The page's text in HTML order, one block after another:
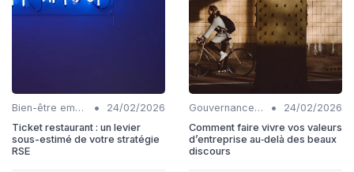
Bien-être employés •
24/02/2026
Ticket restaurant : un levier
sous-estimé de votre stratégie
RSE
Gouvernance durable •
24/02/2026
Comment faire vivre vos valeurs
d’entreprise au‑delà des beaux
discours